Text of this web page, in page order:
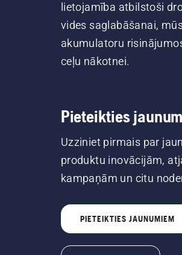
lietojamība atbilstoši
vides saglabāšanai,
akumulatoru
ceļu nākotnei.
Pieteikties
Uzziniet pirmais par
produktu inovācijām,
kampaņām un citu
PIETEIKTIES JAUNUMIEM